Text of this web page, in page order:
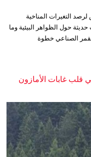
التغيرات المناخية
حول الظواهر البيئية وما
الصناعي خطوة
قلب غابات الأمازون